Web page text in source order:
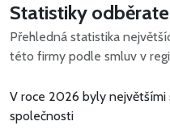
Statistiky
Přehledná statistika
této firmy podle smluv v
V roce 2026 byly
společnosti